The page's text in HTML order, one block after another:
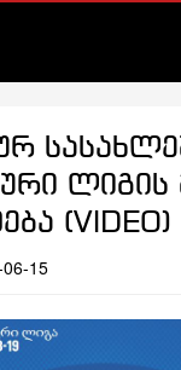
ლიგის
(VIDEO)
15